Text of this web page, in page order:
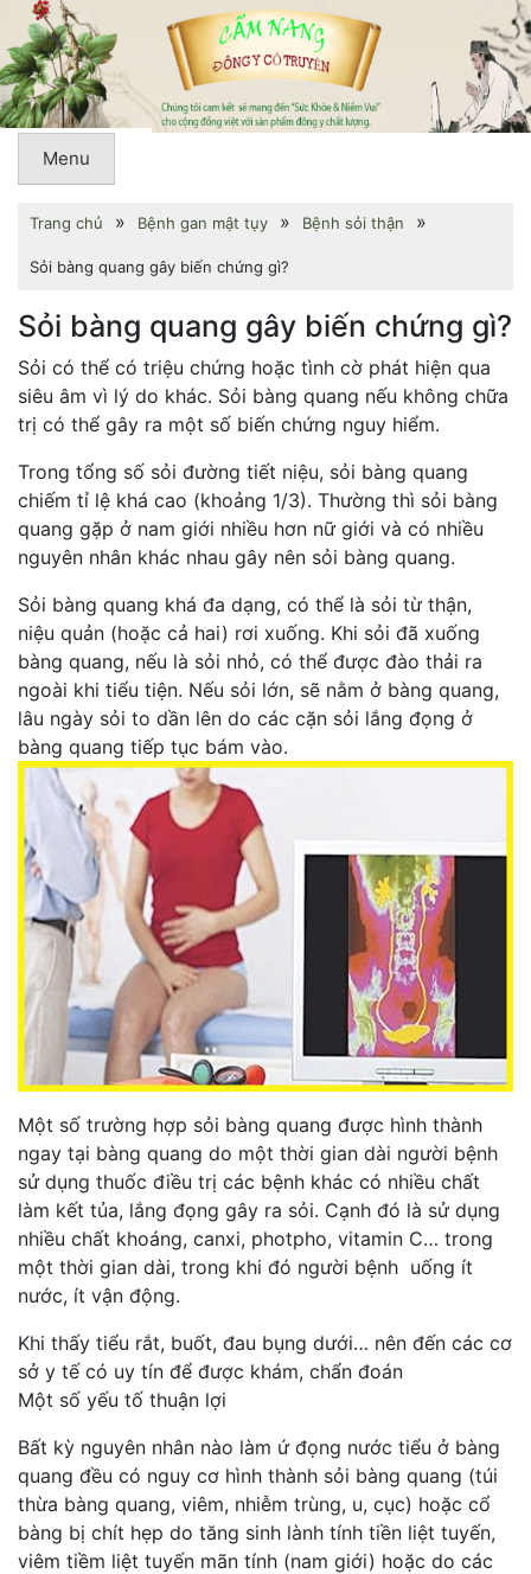
Menu
Trang chủ » Bệnh gan mật tụy » Bệnh sỏi thận »
Sỏi bàng quang gây biến chứng gì?
Sỏi bàng quang gây biến chứng gì?
Sỏi có thể có triệu chứng hoặc tình cờ phát hiện qua
siêu âm vì lý do khác. Sỏi bàng quang nếu không chữa
trị có thể gây ra một số biến chứng nguy hiểm.
Trong tổng số sỏi đường tiết niệu, sỏi bàng quang
chiếm tỉ lệ khá cao (khoảng 1/3). Thường thì sỏi bàng
quang gặp ở nam giới nhiều hơn nữ giới và có nhiều
nguyên nhân khác nhau gây nên sỏi bàng quang.
Sỏi bàng quang khá đa dạng, có thể là sỏi từ thận,
niệu quản (hoặc cả hai) rơi xuống. Khi sỏi đã xuống
bàng quang, nếu là sỏi nhỏ, có thể được đào thải ra
ngoài khi tiểu tiện. Nếu sỏi lớn, sẽ nằm ở bàng quang,
lâu ngày sỏi to dần lên do các cặn sỏi lắng đọng ở
bàng quang tiếp tục bám vào.
Một số trường hợp sỏi bàng quang được hình thành
ngay tại bàng quang do một thời gian dài người bệnh
sử dụng thuốc điều trị các bệnh khác có nhiều chất
làm kết tủa, lắng đọng gây ra sỏi. Cạnh đó là sử dụng
nhiều chất khoáng, canxi, photpho, vitamin C… trong
một thời gian dài, trong khi đó người bệnh uống ít
nước, ít vận động.
Khi thấy tiểu rắt, buốt, đau bụng dưới… nên đến các cơ
sở y tế có uy tín để được khám, chẩn đoán
Một số yếu tố thuận lợi
Bất kỳ nguyên nhân nào làm ứ đọng nước tiểu ở bàng
quang đều có nguy cơ hình thành sỏi bàng quang (túi
thừa bàng quang, viêm, nhiễm trùng, u, cục) hoặc cổ
bàng bị chít hẹp do tăng sinh lành tính tiền liệt tuyến,
viêm tiềm liệt tuyến mãn tính (nam giới) hoặc do các